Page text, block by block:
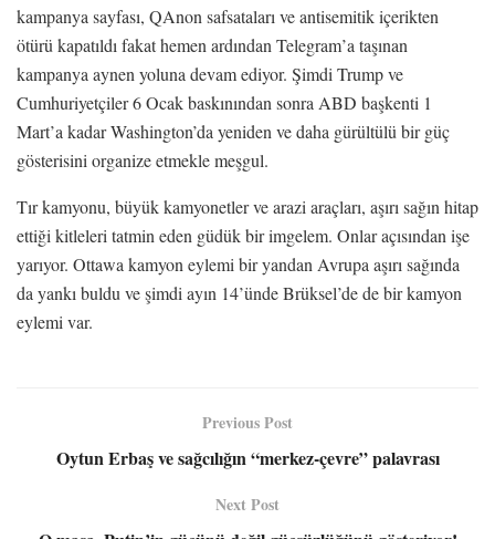
kampanya sayfası, QAnon safsataları ve antisemitik içerikten
ötürü kapatıldı fakat hemen ardından Telegram’a taşınan
kampanya aynen yoluna devam ediyor. Şimdi Trump ve
Cumhuriyetçiler 6 Ocak baskınından sonra ABD başkenti 1
Mart’a kadar Washington’da yeniden ve daha gürültülü bir güç
gösterisini organize etmekle meşgul.
Tır kamyonu, büyük kamyonetler ve arazi araçları, aşırı sağın hitap
ettiği kitleleri tatmin eden güdük bir imgelem. Onlar açısından işe
yarıyor. Ottawa kamyon eylemi bir yandan Avrupa aşırı sağında
da yankı buldu ve şimdi ayın 14’ünde Brüksel’de de bir kamyon
eylemi var.
Previous Post
Oytun Erbaş ve sağcılığın “merkez-çevre” palavrası
Next Post